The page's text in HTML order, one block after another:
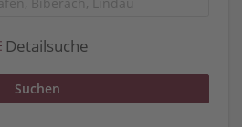
Detailsuche